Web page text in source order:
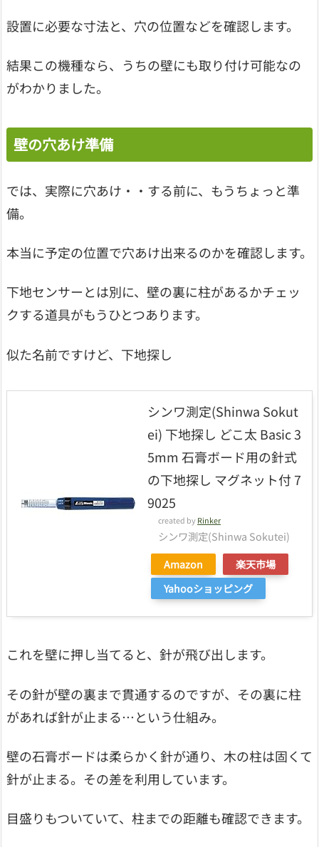
設置に必要な寸法と、穴の位置などを確認します。
結果この機種なら、うちの壁にも取り付け可能なの
がわかりました。
壁の穴あけ準備
では、実際に穴あけ・・する前に、もうちょっと準
備。
本当に予定の位置で穴あけ出来るのかを確認します。
下地センサーとは別に、壁の裏に柱があるかチェッ
クする道具がもうひとつあります。
似た名前ですけど、下地探し
シンワ測定(Shinwa Sokut
ei) 下地探し どこ太 Basic 3
5mm 石膏ボード用の針式
の下地探し マグネット付 7
9025
created by Rinker
シンワ測定(Shinwa Sokutei)
Amazon
楽天市場
Yahooショッピング
これを壁に押し当てると、針が飛び出します。
その針が壁の裏まで貫通するのですが、その裏に柱
があれば針が止まる…という仕組み。
壁の石膏ボードは柔らかく針が通り、木の柱は固くて
針が止まる。その差を利用しています。
目盛りもついていて、柱までの距離も確認できます。